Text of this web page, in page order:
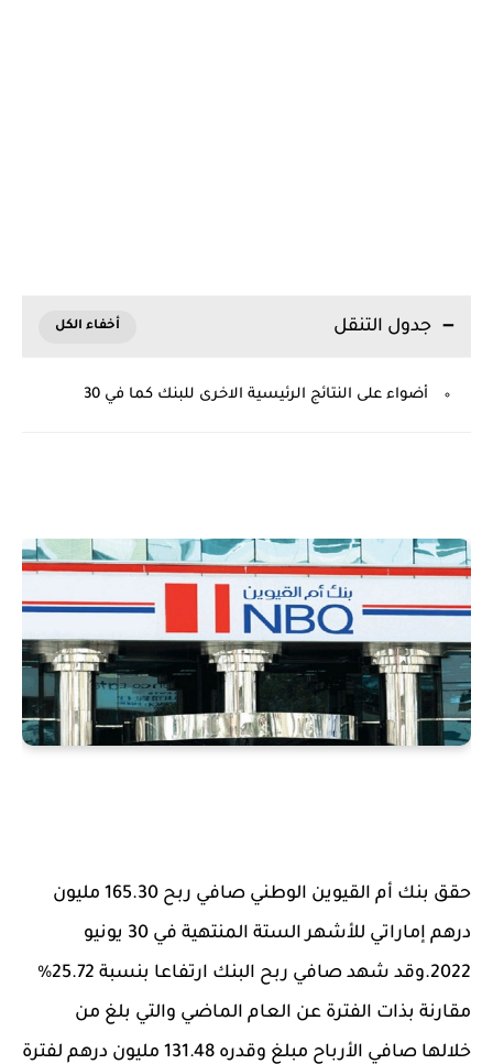
جدول التنقل
أضواء على النتائج الرئيسية الاخرى للبنك كما في 30
حقق بنك أم القيوين الوطني صافي ربح 165.30 مليون
درهم إماراتي للأشهر الستة المنتهية في 30 يونيو
2022.وقد شهد صافي ربح البنك ارتفاعا بنسبة 25.72%
مقارنة بذات الفترة عن العام الماضي والتي بلغ من
خلالها صافي الأرباح مبلغ وقدره 131.48 مليون درهم لفترة